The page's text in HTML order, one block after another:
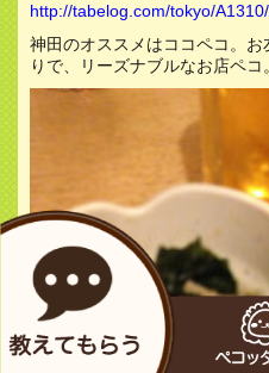
http://tabelog.com/tokyo/
神田のオススメはココペコ。
りで、リーズナブルなお店ペコ。